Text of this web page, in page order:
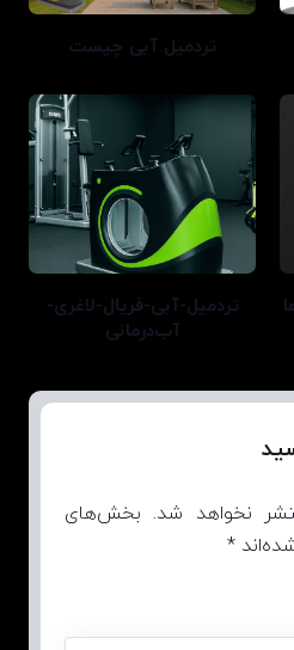
تردمیل آبی چیست
تردمیل-آبی-فریال-لاغری-
آب‌درمانی
نخواهد شد. بخش‌های
*